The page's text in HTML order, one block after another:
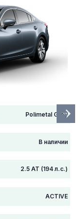
Polimetal Grey
В наличии
2.5 AT (194 л.с.)
ACTIVE